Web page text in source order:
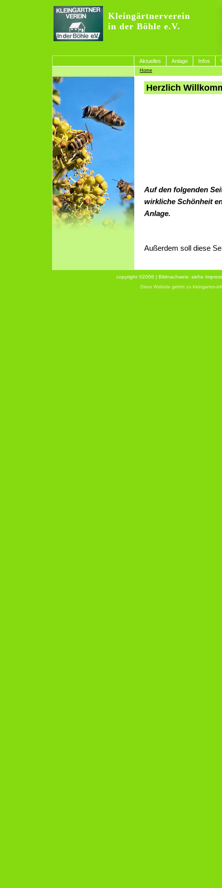
Kleingärtnerverein
in der Böhle e.V.
Aktuelles Anlage Infos
Home
Herzlich
Auf den folgenden
wirkliche Schönheit
Anlage.
Außerdem soll diese
copyright ©2006 | Bildnachweis: siehe
Diese Website gehört zu kleingarten-